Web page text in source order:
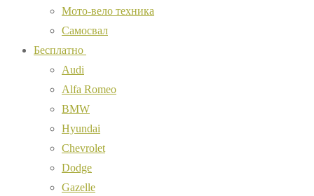
Мото-вело техника
Самосвал
Бесплатно
Audi
Alfa Romeo
BMW
Hyundai
Chevrolet
Dodge
Gazelle